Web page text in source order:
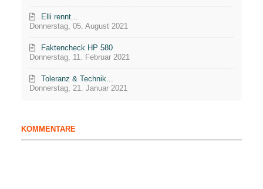
Donnerstag, 05. August 2021
Elli rennt...
Donnerstag, 11. Februar 2021
Faktencheck HP 580
Donnerstag, 21. Januar 2021
Toleranz & Technik...
KOMMENTARE